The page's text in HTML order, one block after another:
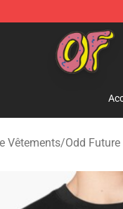
Official Odd Future
Vêtements/Odd